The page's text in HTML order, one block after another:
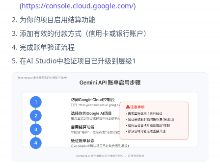
(https://console.cloud.google.com/)
为你的项目启用结算功能
添加有效的付款方式（信用卡或银行账户）
完成账单验证流程
在AI Studio中验证项目已升级到层级1